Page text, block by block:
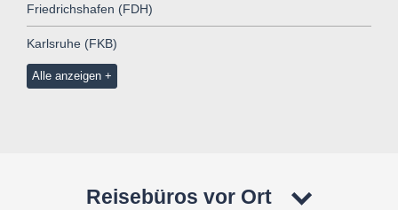
Friedrichshafen (FDH)
Karlsruhe (FKB)
Alle anzeigen
Reisebüros vor Ort